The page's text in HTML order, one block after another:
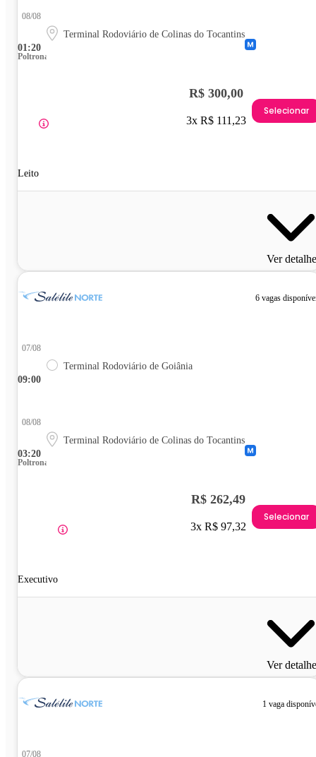
01:20
08/08
Terminal Rodoviário de Colinas do Tocantins
Poltrona
Leito
R$ 300,00
3x R$ 111,23
Selecionar
Ver
6 vagas
09:00
07/08
Terminal Rodoviário de Goiânia
03:20
08/08
Terminal Rodoviário de Colinas do Tocantins
Poltrona
Executivo
R$ 262,49
3x R$ 97,32
Selecionar
Ver
1 vaga
07/08